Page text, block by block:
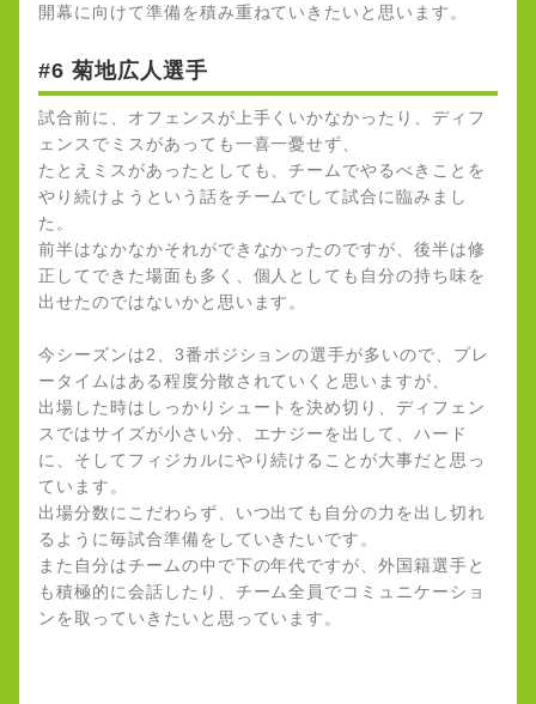
開幕に向けて準備を積み重ねていきたいと思います。
#6 菊地広人選手
試合前に、オフェンスが上手くいかなかったり、ディフ
ェンスでミスがあっても一喜一憂せず、
たとえミスがあったとしても、チームでやるべきことを
やり続けようという話をチームでして試合に臨みまし
た。
前半はなかなかそれができなかったのですが、後半は修
正してできた場面も多く、個人としても自分の持ち味を
出せたのではないかと思います。
今シーズンは2、3番ポジションの選手が多いので、プレ
ータイムはある程度分散されていくと思いますが、
出場した時はしっかりシュートを決め切り、ディフェン
スではサイズが小さい分、エナジーを出して、ハード
に、そしてフィジカルにやり続けることが大事だと思っ
ています。
出場分数にこだわらず、いつ出ても自分の力を出し切れ
るように毎試合準備をしていきたいです。
また自分はチームの中で下の年代ですが、外国籍選手と
も積極的に会話したり、チーム全員でコミュニケーショ
ンを取っていきたいと思っています。